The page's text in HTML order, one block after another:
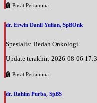
Pusat Pertamina
dr. Erwin Danil Yulian, SpBOnk
Spesialis: Bedah Onkologi
Update terakhir: 2026-08-06
Pusat Pertamina
dr. Rahim Purba, SpBS